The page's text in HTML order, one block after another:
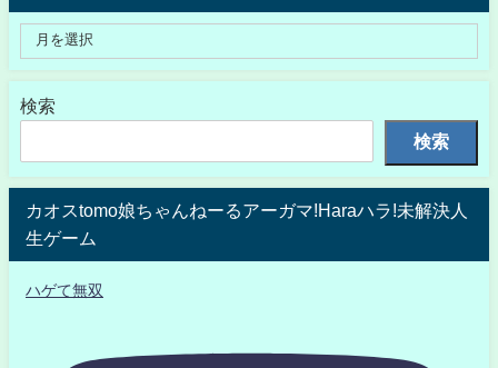
検索
検索
カオスtomo娘ちゃんねーるアーガマ!Haraハラ!未解決人
生ゲーム
ハゲて無双